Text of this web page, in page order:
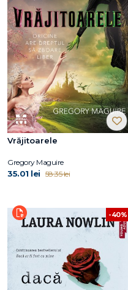
Vrăjitoarele
Gregory Maguire
35.01 lei 58.35 lei
-40%